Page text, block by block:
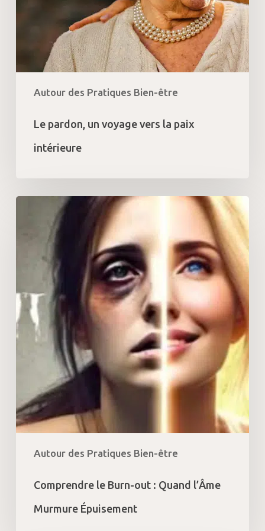
Autour des Pratiques Bien-être
Le pardon, un voyage vers la paix
intérieure
Autour des Pratiques Bien-être
Comprendre
l’Âme
Murmure
Épuisement
Comprendre le Burn-out : Quand l’Âme
Murmure Épuisement